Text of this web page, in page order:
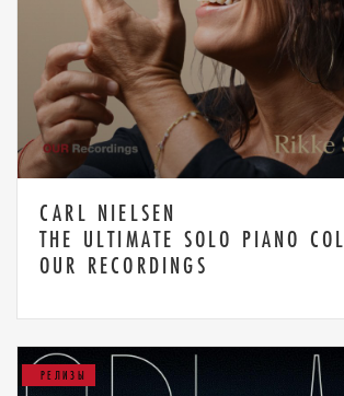
CARL NIELSEN
THE ULTIMATE SOLO PIANO
OUR RECORDINGS
РЕЛИЗЫ